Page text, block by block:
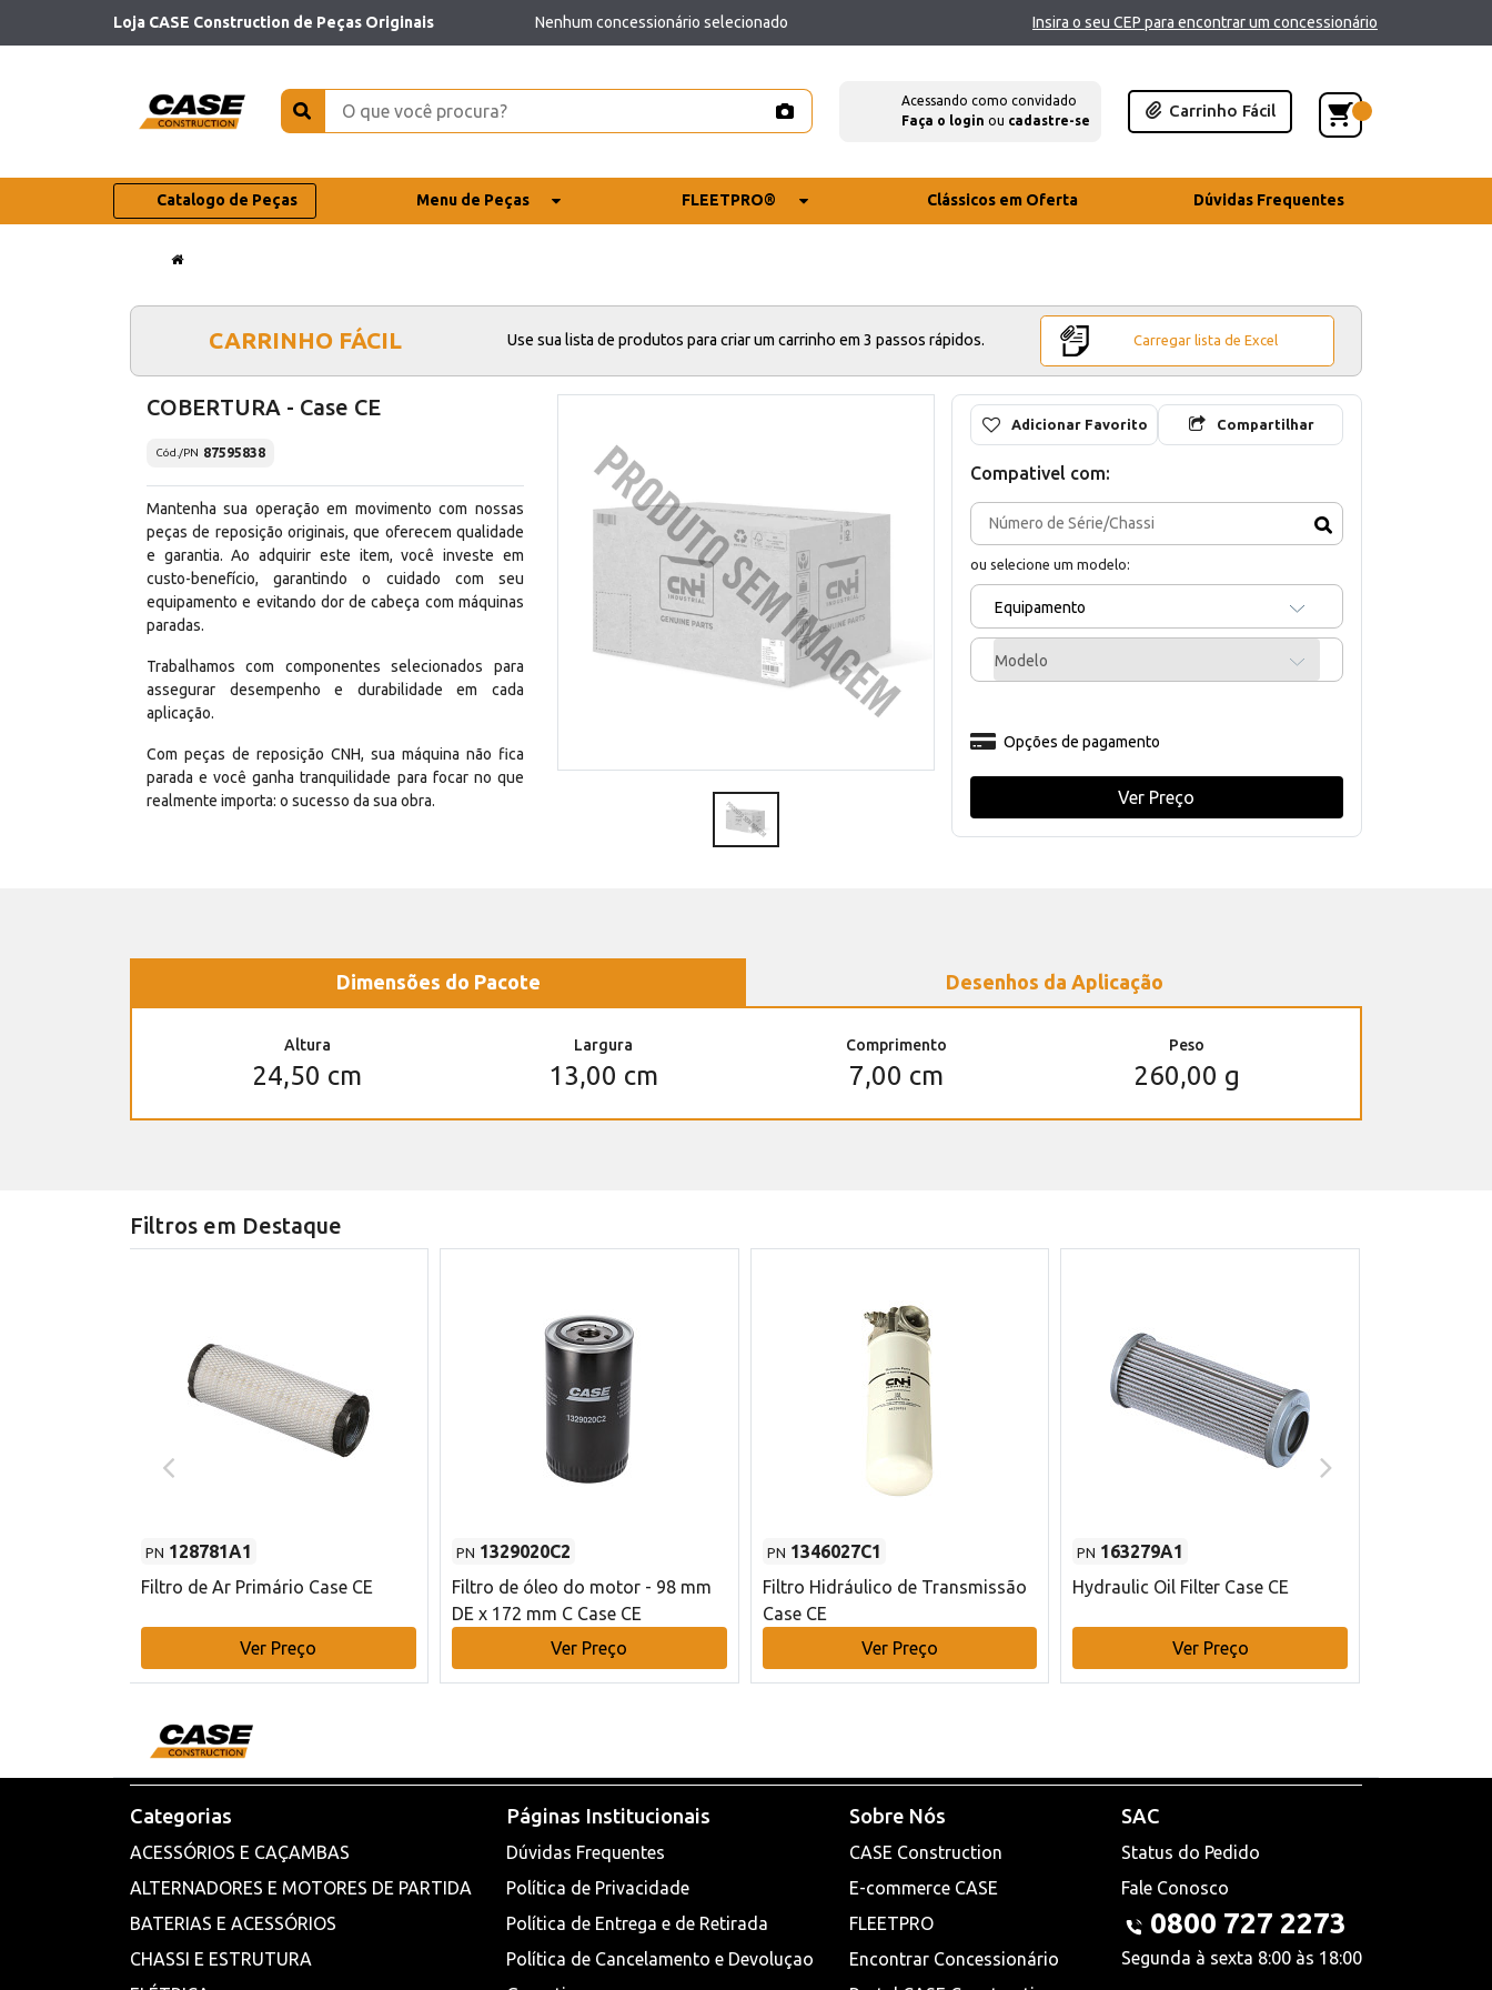
Loja CASE Construction de Peças Originais Nenhum concessionário selecionado Insira o seu CEP para encontrar um concessionário
Acessando como convidado
Faça o login ou cadastre-se
Carrinho Fácil
Catalogo de Peças Menu de Peças FLEETPRO® Clássicos em Oferta Dúvidas Frequentes
CARRINHO FÁCIL Use sua lista de produtos para criar um carrinho em 3 passos rápidos. Carregar lista de Excel
COBERTURA - Case CE
Cód./PN 87595838
Mantenha sua operação em movimento com nossas
peças de reposição originais, que oferecem qualidade
e garantia. Ao adquirir este item, você investe em
custo-benefício, garantindo o cuidado com seu
equipamento e evitando dor de cabeça com máquinas
paradas.
Trabalhamos com componentes selecionados para
assegurar desempenho e durabilidade em cada
aplicação.
Com peças de reposição CNH, sua máquina não fica
parada e você ganha tranquilidade para focar no que
realmente importa: o sucesso da sua obra.
Adicionar Favorito Compartilhar
Compativel com:
ou selecione um modelo:
Equipamento
Modelo
Opções de pagamento
Ver Preço
Dimensões do Pacote Desenhos da Aplicação
Altura
24,50 cm
Largura
13,00 cm
Comprimento
7,00 cm
Peso
260,00 g
Filtros em Destaque
PN 128781A1
Filtro de Ar Primário Case CE
Ver Preço
PN 1329020C2
Filtro de óleo do motor - 98 mm
DE x 172 mm C Case CE
Ver Preço
PN 1346027C1
Filtro Hidráulico de Transmissão
Case CE
Ver Preço
PN 163279A1
Hydraulic Oil Filter Case CE
Ver Preço
Categorias
ACESSÓRIOS E CAÇAMBAS
ALTERNADORES E MOTORES DE PARTIDA
BATERIAS E ACESSÓRIOS
CHASSI E ESTRUTURA
Páginas Institucionais
Dúvidas Frequentes
Política de Privacidade
Política de Entrega e de Retirada
Política de Cancelamento e Devoluçao
Sobre Nós
CASE Construction
E-commerce CASE
FLEETPRO
Encontrar Concessionário
SAC
Status do Pedido
Fale Conosco
0800 727 2273
Segunda à sexta 8:00 às 18:00